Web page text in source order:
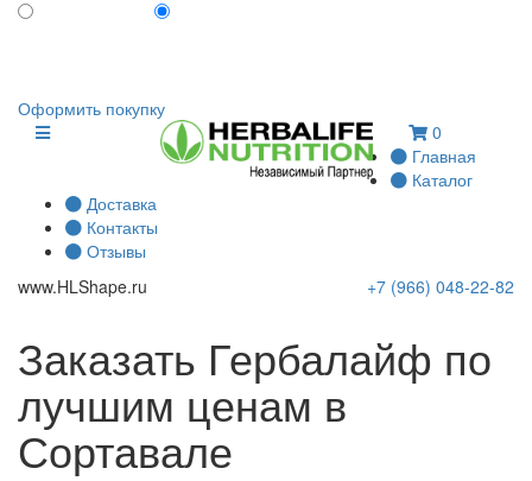
Оформить покупку
0
Главная
Каталог
Доставка
Контакты
Отзывы
www.HLShape.ru +7 (966) 048-22-82
Заказать Гербалайф по
лучшим ценам в
Сортавале